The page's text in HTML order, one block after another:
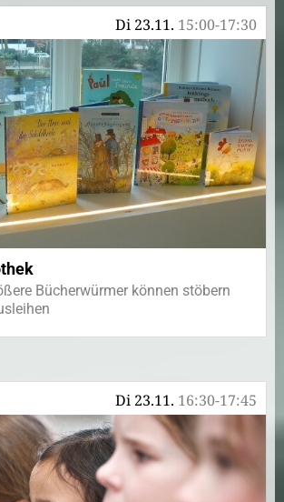
Di 23.11. 15:00-17:30
Bücherwürmer können stöbern
Di 23.11. 16:30-17:45